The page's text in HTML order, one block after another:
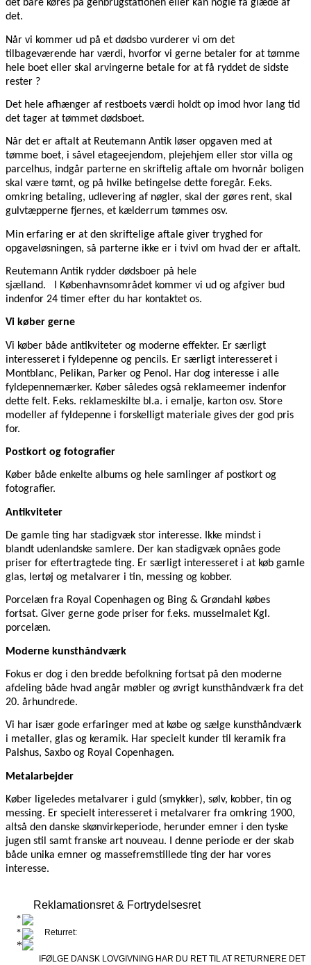
det bare køres på genbrugstationen eller kan nogle få glæde af
det.
Når vi kommer ud på et dødsbo vurderer vi om det
tilbageværende har værdi, hvorfor vi gerne betaler for at tømme
hele boet eller skal arvingerne betale for at få ryddet de sidste
rester ?
Det hele afhænger af restboets værdi holdt op imod hvor lang tid
det tager at tømmet dødsboet.
Når det er aftalt at Reutemann Antik løser opgaven med at
tømme boet, i såvel etageejendom, plejehjem eller stor villa og
parcelhus, indgår parterne en skriftelig aftale om hvornår boligen
skal være tømt, og på hvilke betingelse dette foregår. F.eks.
omkring betaling, udlevering af nøgler, skal der gøres rent, skal
gulvtæpperne fjernes, et kælderrum tømmes osv.
Min erfaring er at den skriftelige aftale giver tryghed for
opgaveløsningen, så parterne ikke er i tvivl om hvad der er aftalt.
Reutemann Antik rydder dødsboer på hele
sjælland. I Københavnsområdet kommer vi ud og afgiver bud
indenfor 24 timer efter du har kontaktet os.
Vi køber gerne
Vi køber både antikviteter og moderne effekter. Er særligt
interesseret i fyldepenne og pencils. Er særligt interesseret i
Montblanc, Pelikan, Parker og Penol. Har dog interesse i alle
fyldepennemærker. Køber således også reklameemer indenfor
dette felt. F.eks. reklameskilte bl.a. i emalje, karton osv. Store
modeller af fyldepenne i forskelligt materiale gives der god pris
for.
Postkort og fotografier
Køber både enkelte albums og hele samlinger af postkort og
fotografier.
Antikviteter
De gamle ting har stadigvæk stor interesse. Ikke mindst i
blandt udenlandske samlere. Der kan stadigvæk opnåes gode
priser for eftertragtede ting. Er særligt interesseret i at køb gamle
glas, lertøj og metalvarer i tin, messing og kobber.
Porcelæn fra Royal Copenhagen og Bing & Grøndahl købes
fortsat. Giver gerne gode priser for f.eks. musselmalet Kgl.
porcelæn.
Moderne kunsthåndværk
Fokus er dog i den bredde befolkning fortsat på den moderne
afdeling både hvad angår møbler og øvrigt kunsthåndværk fra det
20. århundrede.
Vi har især gode erfaringer med at købe og sælge kunsthåndværk
i metaller, glas og keramik. Har specielt kunder til keramik fra
Palshus, Saxbo og Royal Copenhagen.
Metalarbejder
Køber ligeledes metalvarer i guld (smykker), sølv, kobber, tin og
messing. Er specielt interesseret i metalvarer fra omkring 1900,
altså den danske skønvirkeperiode, herunder emner i den tyske
jugen stil samt franske art nouveau. I denne periode er der skab
både unika emner og massefremstillede ting der har vores
interesse.
Reklamationsret & Fortrydelsesret
Returret:
IFØLGE DANSK LOVGIVNING HAR DU RET TIL AT RETURNERE DET